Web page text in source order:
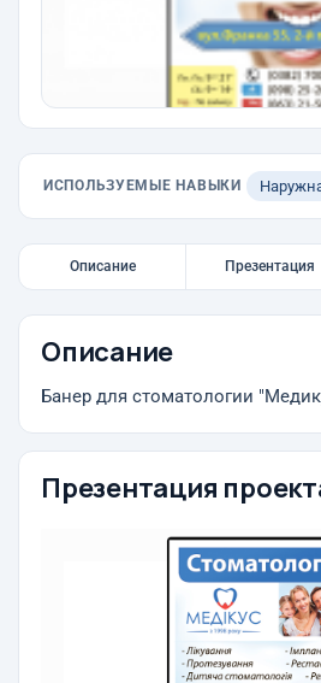
ИСПОЛЬЗУЕМЫЕ НАВЫКИ
Описание Презентация
Описание
Банер для стоматологии
Презентация